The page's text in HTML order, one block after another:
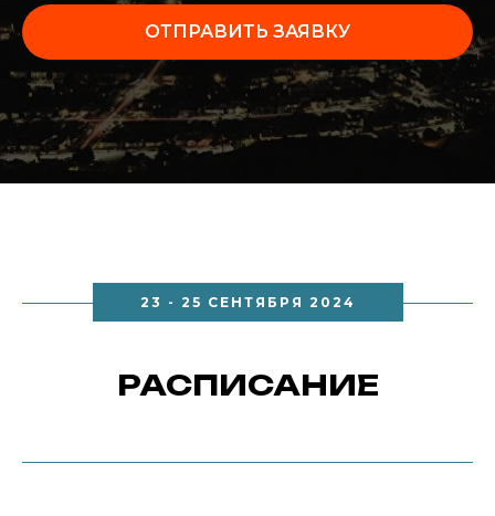
ОТПРАВИТЬ ЗАЯВКУ
23 - 25 СЕНТЯБРЯ 2024
РАСПИСАНИЕ